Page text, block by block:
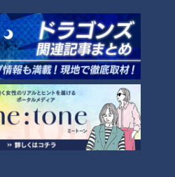
ング
分クッキング」の公式サイト。番組
画でもご紹介！
ームページ
組サイト